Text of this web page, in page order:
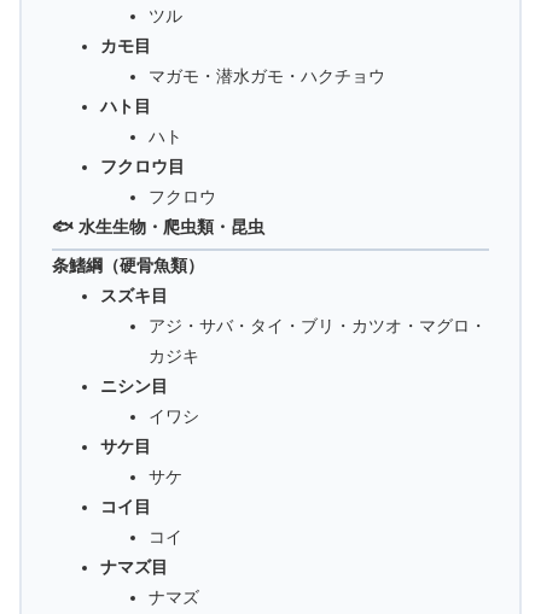
ツル
カモ目
マガモ・潜水ガモ・ハクチョウ
ハト目
ハト
フクロウ目
フクロウ
🐟 水生生物・爬虫類・昆虫
条鰭綱（硬骨魚類）
スズキ目
アジ・サバ・タイ・ブリ・カツオ・マグロ・
カジキ
ニシン目
イワシ
サケ目
サケ
コイ目
コイ
ナマズ目
ナマズ